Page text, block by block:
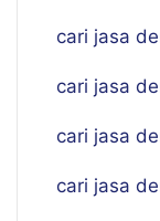
cari jasa
cari jasa
cari jasa
cari jasa